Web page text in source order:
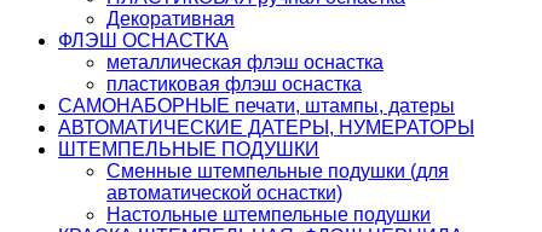
Декоративная
ФЛЭШ ОСНАСТКА
металлическая флэш оснастка
пластиковая флэш оснастка
САМОНАБОРНЫЕ печати, штампы, датеры
АВТОМАТИЧЕСКИЕ ДАТЕРЫ, НУМЕРАТОРЫ
ШТЕМПЕЛЬНЫЕ ПОДУШКИ
Сменные штемпельные подушки (для
автоматической оснастки)
Настольные штемпельные подушки